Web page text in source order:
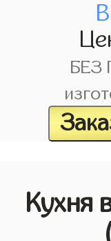
БЕЗ
Кухня